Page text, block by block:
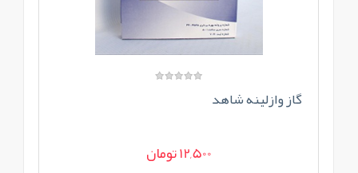
گاز وازلینه شاهد
12,500 تومان